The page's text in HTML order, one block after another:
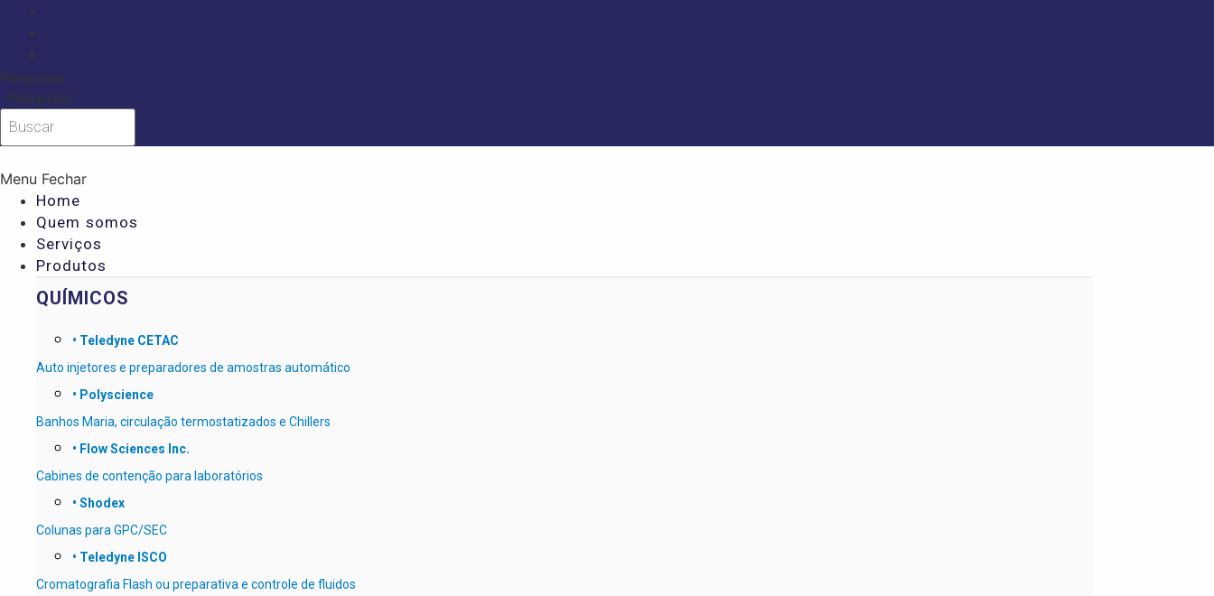
conteúdo
Pesquisar
Pesquisar
Menu Fechar
Home
Quem somos
Serviços
Produtos
QUÍMICOS
• Teledyne CETAC
Auto injetores e preparadores de amostras automático
• Polyscience
Banhos Maria, circulação termostatizados e Chillers
• Flow Sciences Inc.
Cabines de contenção para laboratórios
• Shodex
Colunas para GPC/SEC
• Teledyne ISCO
Cromatografia Flash ou preparativa e controle de fluidos